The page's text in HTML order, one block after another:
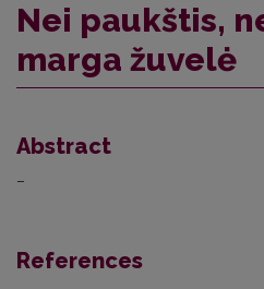
Nei paukštis,
marga žuvelė
Abstract
–
References